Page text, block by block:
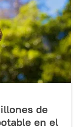
de
en el